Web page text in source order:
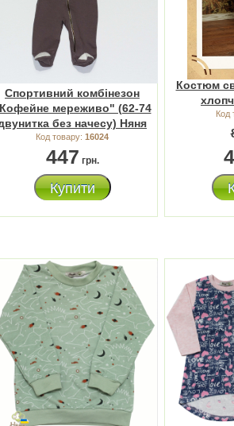
Спортивний комбінезон
мереживо" (62-74
без начесу) Няня
Код товару: 16024
447 грн.
Купити
Костюм
Код